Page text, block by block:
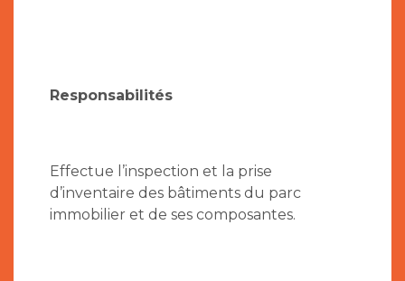
Responsabilités
Effectue l’inspection et la prise
d’inventaire des bâtiments du parc
immobilier et de ses composantes.